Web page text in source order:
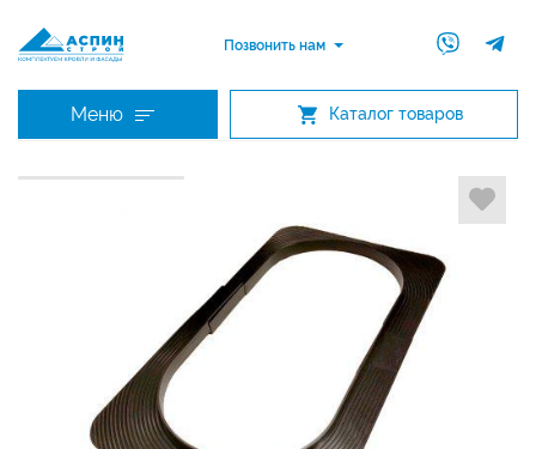
Позвонить нам
Меню Каталог товаров